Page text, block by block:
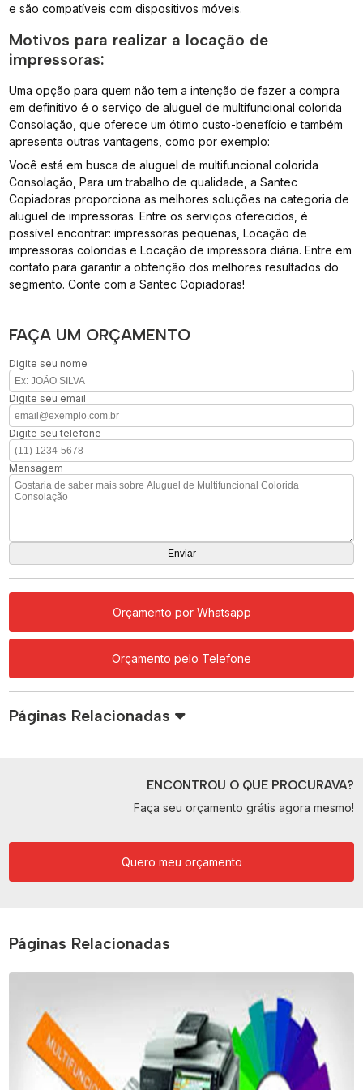
e são compatíveis com dispositivos móveis.
Motivos para realizar a locação de
impressoras:
Uma opção para quem não tem a intenção de fazer a compra
em definitivo é o serviço de aluguel de multifuncional colorida
Consolação, que oferece um ótimo custo-benefício e também
apresenta outras vantagens, como por exemplo:
Você está em busca de aluguel de multifuncional colorida
Consolação, Para um trabalho de qualidade, a Santec
Copiadoras proporciona as melhores soluções na categoria de
aluguel de impressoras. Entre os serviços oferecidos, é
possível encontrar: impressoras pequenas, Locação de
impressoras coloridas e Locação de impressora diária. Entre em
contato para garantir a obtenção dos melhores resultados do
segmento. Conte com a Santec Copiadoras!
FAÇA UM ORÇAMENTO
Digite seu nome
Digite seu email
Digite seu telefone
Mensagem
Orçamento por Whatsapp
Orçamento pelo Telefone
Páginas Relacionadas
ENCONTROU O QUE PROCURAVA?
Faça seu orçamento grátis agora mesmo!
Quero meu orçamento
Páginas Relacionadas